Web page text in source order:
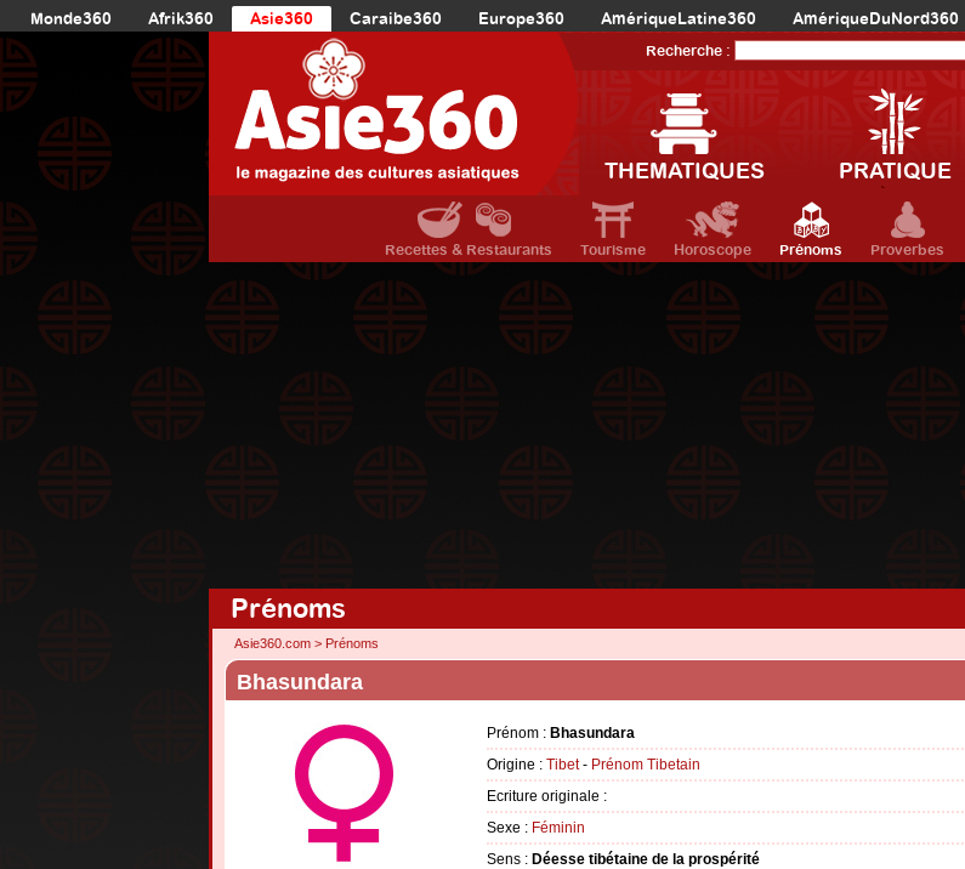
Monde360 Afrik360 Asie360 Caraibe360 Europe360 AmériqueLatine360 AmériqueDuNord360
Recherche :
THEMATIQUES PRATIQUE
Recettes & Restaurants Tourisme Horoscope Prénoms Proverbes
Prénoms
Asie360.com > Prénoms
Bhasundara
Prénom : Bhasundara
Origine : Tibet- Prénom Tibetain
Ecriture originale :
Sexe : Féminin
Sens : Déesse tibétaine de la prospérité